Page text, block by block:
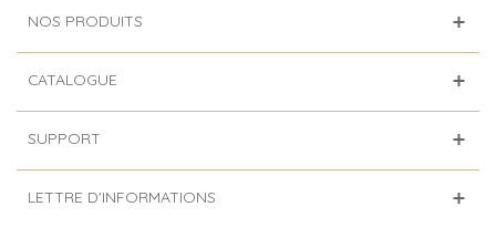
NOS PRODUITS
CATALOGUE
SUPPORT
LETTRE D'INFORMATIONS